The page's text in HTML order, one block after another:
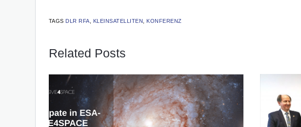
TAGS DLR RFA KLEINSATELLITEN KONFERENZ
Related Posts